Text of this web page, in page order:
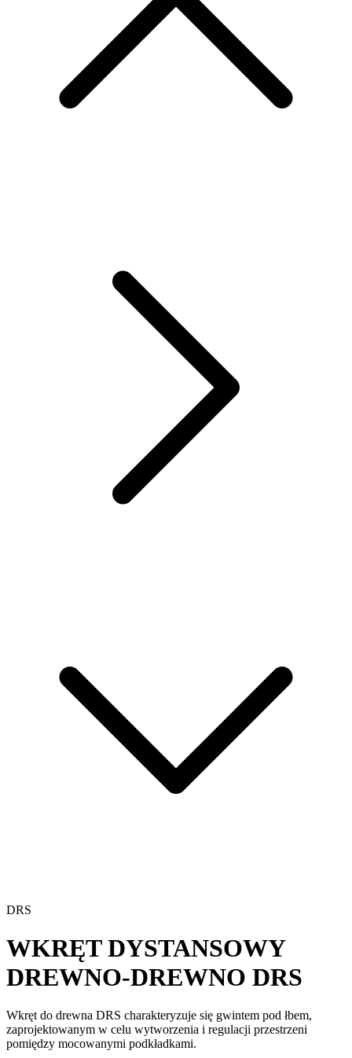
DRS
WKRĘT DYSTANSOWY
DREWNO-DREWNO DRS
Wkręt do drewna DRS charakteryzuje się gwintem pod łbem,
zaprojektowanym w celu wytworzenia i regulacji przestrzeni
pomiędzy mocowanymi podkładkami.